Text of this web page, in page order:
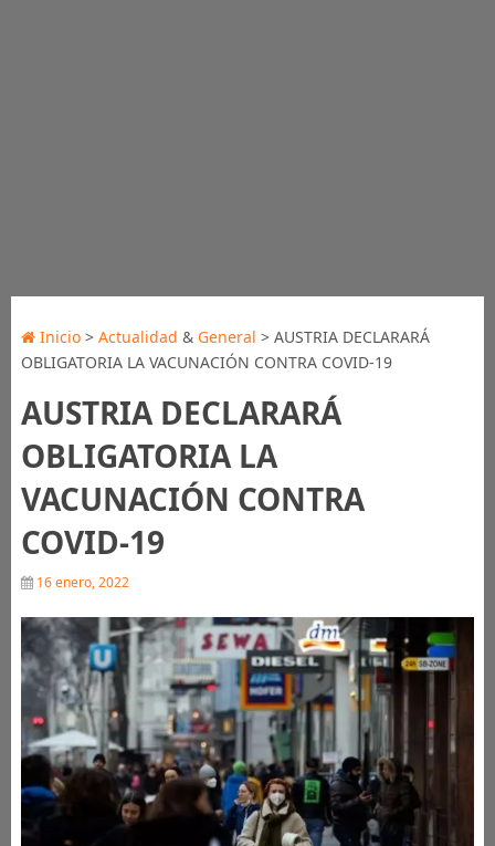
Inicio> Actualidad & General > AUSTRIA DECLARARÁ
OBLIGATORIA LA VACUNACIÓN CONTRA COVID-19
AUSTRIA DECLARARÁ
OBLIGATORIA LA
VACUNACIÓN CONTRA
COVID-19
16 enero, 2022